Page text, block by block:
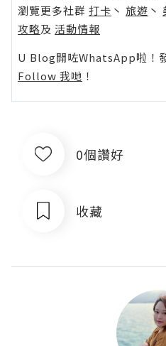
瀏覽更多社群 打卡 丶 旅遊 丶
攻略及 活動情報
U Blog開咗WhatsApp啦！
Follow 我哋 ！
0個讚好
收藏